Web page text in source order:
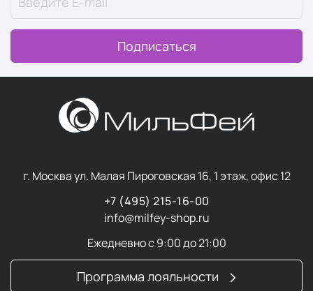
Подписаться
г. Москва ул. Малая Пироговская 16, 1 этаж, офис 12
+7 (495) 215-16-00
info@milfey-shop.ru
Ежедневно с 9:00 до 21:00
Программа лояльности